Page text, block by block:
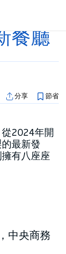
餐廳
分享 節省
2024年開
最新發
有八座座
，中央商務